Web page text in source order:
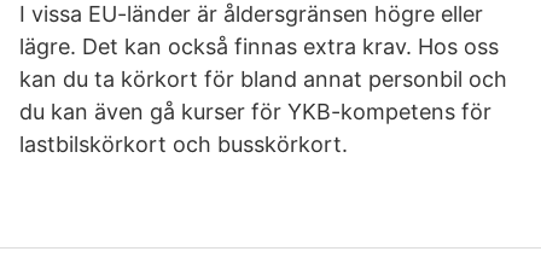
I vissa EU-länder är åldersgränsen högre eller
lägre. Det kan också finnas extra krav. Hos oss
kan du ta körkort för bland annat personbil och
du kan även gå kurser för YKB-kompetens för
lastbilskörkort och busskörkort.